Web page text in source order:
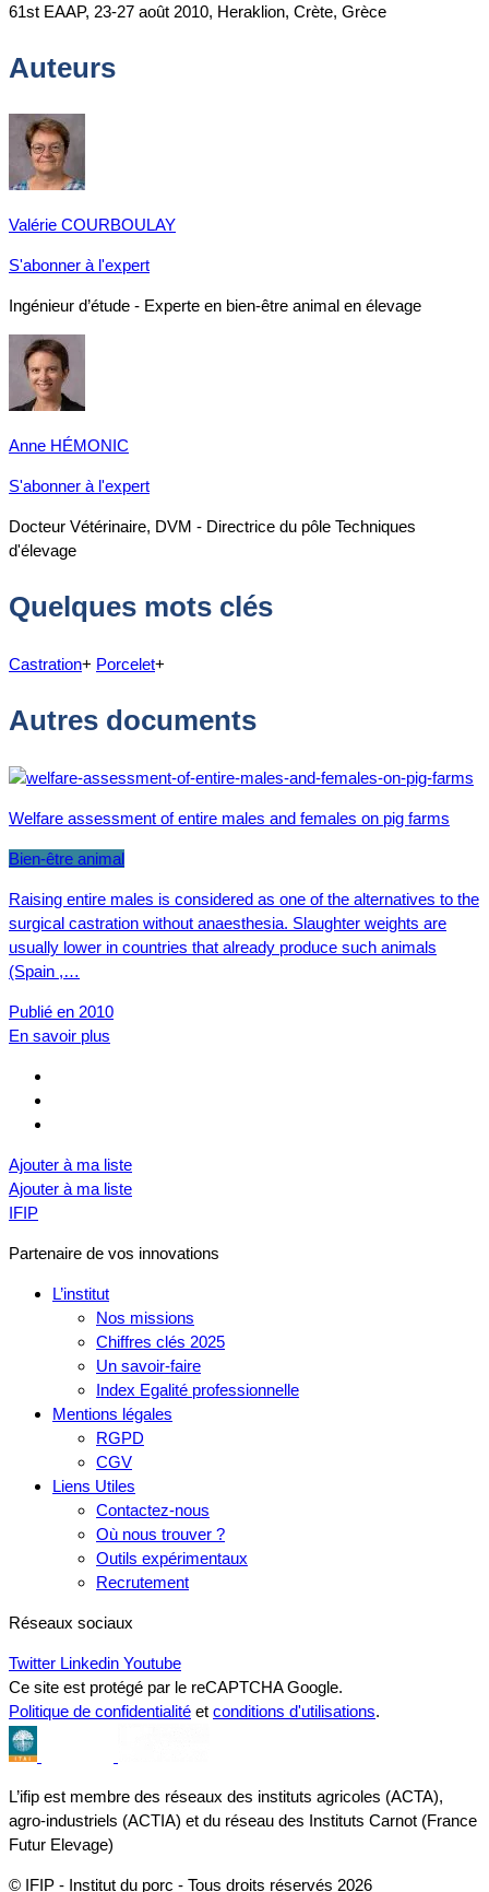
61st EAAP, 23-27 août 2010, Heraklion, Crète, Grèce
Auteurs
Valérie COURBOULAY
S'abonner à l'expert
Ingénieur d’étude - Experte en bien-être animal en élevage
Anne HÉMONIC
S'abonner à l'expert
Docteur Vétérinaire, DVM - Directrice du pôle Techniques
d'élevage
Quelques mots clés
Castration+ Porcelet+
Autres documents
Welfare assessment of entire males and females on pig farms
Bien-être animal
Raising entire males is considered as one of the alternatives to the
surgical castration without anaesthesia. Slaughter weights are
usually lower in countries that already produce such animals
(Spain ,…
Publié en 2010
En savoir plus
Ajouter à ma liste
Ajouter à ma liste
IFIP
Partenaire de vos innovations
L’institut
Nos missions
Chiffres clés 2025
Un savoir-faire
Index Egalité professionnelle
Mentions légales
RGPD
CGV
Liens Utiles
Contactez-nous
Où nous trouver ?
Outils expérimentaux
Recrutement
Réseaux sociaux
Twitter Linkedin Youtube
Ce site est protégé par le reCAPTCHA Google.
Politique de confidentialité et conditions d'utilisations.
L’ifip est membre des réseaux des instituts agricoles (ACTA),
agro-industriels (ACTIA) et du réseau des Instituts Carnot (France
Futur Elevage)
© IFIP - Institut du porc - Tous droits réservés 2026